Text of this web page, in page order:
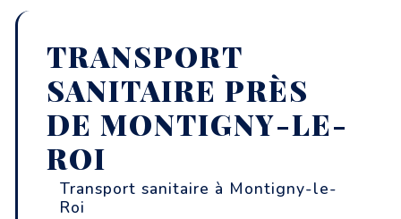
TRANSPORT
SANITAIRE PRÈS
DE MONTIGNY-LE-
ROI
Transport sanitaire à Montigny-le-
Roi